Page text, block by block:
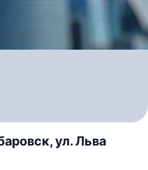
ул. Льва